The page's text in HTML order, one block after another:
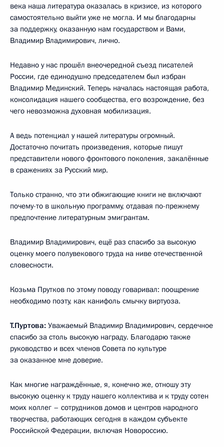
века наша литература оказалась в кризисе, из которого
самостоятельно выйти уже не могла. И мы благодарны
за поддержку, оказанную нам государством и Вами,
Владимир Владимирович, лично.
Недавно у нас прошёл внеочередной съезд писателей
России, где единодушно председателем был избран
Владимир Мединский. Теперь началась настоящая работа,
консолидация нашего сообщества, его возрождение, без
чего невозможна духовная мобилизация.
А ведь потенциал у нашей литературы огромный.
Достаточно почитать произведения, которые пишут
представители нового фронтового поколения, закалённые
в сражениях за Русский мир.
Только странно, что эти обжигающие книги не включают
почему-то в школьную программу, отдавая по-прежнему
предпочтение литературным эмигрантам.
Владимир Владимирович, ещё раз спасибо за высокую
оценку моего полувекового труда на ниве отечественной
словесности.
Козьма Прутков по этому поводу говаривал: поощрение
необходимо поэту, как канифоль смычку виртуоза.
Т.Пуртова: Уважаемый Владимир Владимирович, сердечное
спасибо за столь высокую награду. Благодарю также
руководство и всех членов Совета по культуре
за оказанное мне доверие.
Как многие награждённые, я, конечно же, отношу эту
высокую оценку к труду нашего коллектива и к труду сотен
моих коллег – сотрудников домов и центров народного
творчества, работающих сегодня в каждом субъекте
Российской Федерации, включая Новороссию.